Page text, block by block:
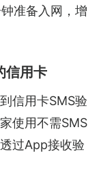
准备入网，增
信用卡
信用卡SMS验
使用不需SMS
过App接收验